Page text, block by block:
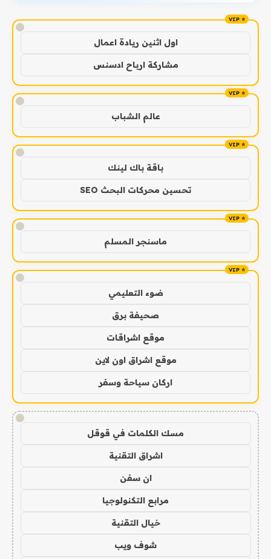
!
اول اثنين ريادة اعمال
مشاركة ارباح ادسنس
!
عالم الشباب
!
باقة باك لينك
تحسين محركات البحث SEO
!
ماسنجر المسلم
!
ضوء التعليمي
صحيفة برق
موقع اشراقات
موقع اشراق اون لاين
اركان سياحة وسفر
!
مسك الكلمات في قوقل
اشراق التقنية
ان سفن
مرابع التكنولوجيا
خيال التقنية
شوف ويب